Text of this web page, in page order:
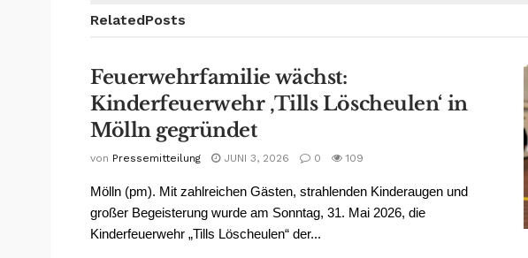
RelatedPosts
Feuerwehrfamilie wächst:
Kinderfeuerwehr ‚Tills Löscheulen‘ in
Mölln gegründet
von Pressemitteilung JUNI 3, 2026 0 109
Mölln (pm). Mit zahlreichen Gästen, strahlenden Kinderaugen und
großer Begeisterung wurde am Sonntag, 31. Mai 2026, die
Kinderfeuerwehr „Tills Löscheulen“ der...